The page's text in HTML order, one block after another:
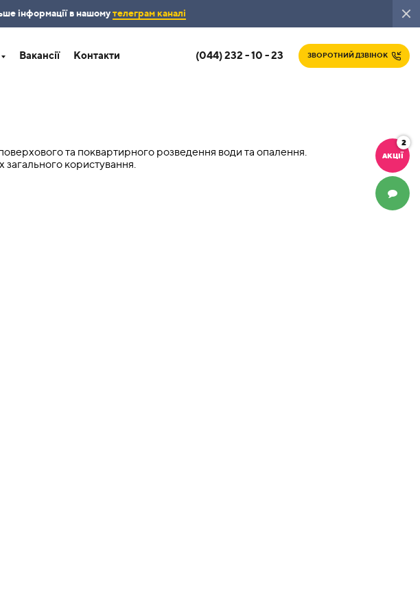
інформації в нашомутелеграм каналі
Вакансії Контакти (044) 232 - 10 - 23 ЗВОРОТНИЙ ДЗВІНОК
АКЦІЇ
2
ЧАТ
та поквартирного розведення води та опалення.
загального користування.